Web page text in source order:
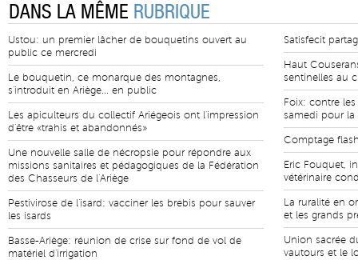
DANS LA MÊME RUBRIQUE
Ustou: un premier lâcher de bouquetins ouvert au
public ce mercredi
Le bouquetin, ce monarque des montagnes,
s'introduit en Ariège... en public
Les apiculteurs du collectif Ariégeois ont l'impression
d'être «trahis et abandonnés»
Une nouvelle salle de nécropsie pour répondre aux
missions sanitaires et pédagogiques de la Fédération
des Chasseurs de l'Ariège
Pestivirose de l'isard: vacciner les brebis pour sauver
les isards
Basse-Ariège: réunion de crise sur fond de vol de
matériel d'irrigation
Satisfecit
Haut
sentinelles au
Foix: contre
samedi pour la
Comptage
Eric Fouquet,
vétérinaire
La ruralité en
et les grands
Union sacrée
vautours et le